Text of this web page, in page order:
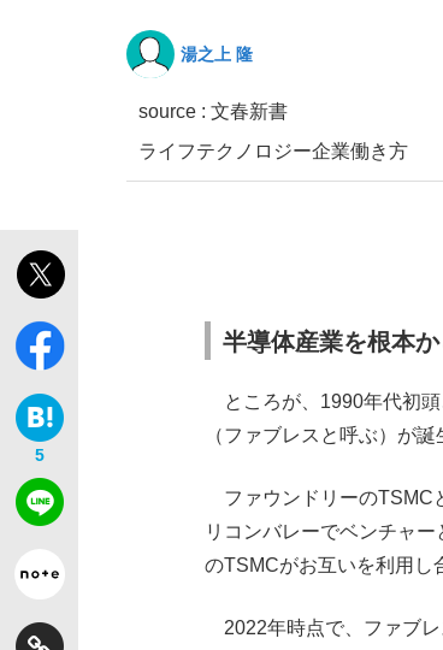
「目標達成できなかったから
湯之上 隆
source : 文春新書
ライフテクノロジー企業働き方
5
半導体産業を根本
ところが、1990年代初頭
（ファブレスと呼ぶ）が誕
ファウンドリーのTSMC
リコンバレーでベンチャ
のTSMCがお互いを利用し
2022年時点で、ファブレ